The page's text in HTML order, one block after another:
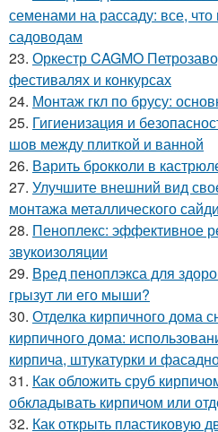
семенами на рассаду: все,
садоводам
23. Оркестр CAGMO
фестивалях и конкурсах
24. Монтаж гкл по брусу:
25. Гигиенизация и
шов между плиткой и ванной
26. Варить брокколи в
27. Улучшите внешний вид
монтажа металлического
28. Пеноплекс: эффективное
звукоизоляции
29. Вред пеноплэкса для
грызут ли его мыши?
30. Отделка кирпичного дома
кирпичного дома:
кирпича, штукатурки и
31. Как обложить сруб
обкладывать кирпичом или
32. Как открыть пластиковую